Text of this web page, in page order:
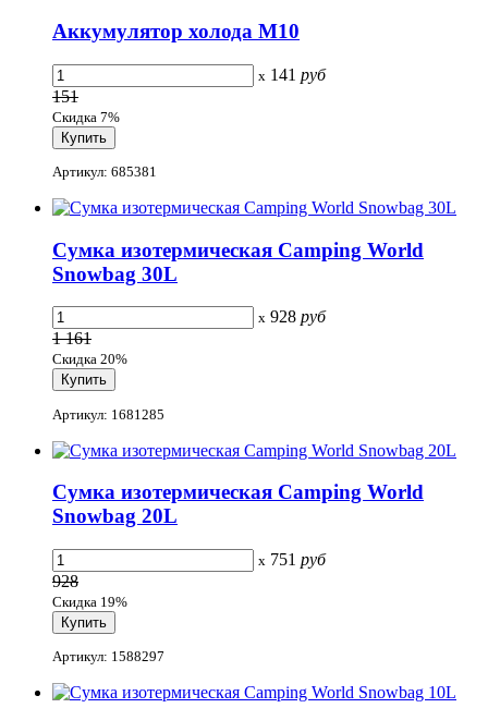
Аккумулятор холода M10
x 141 руб
151
Скидка 7%
Артикул: 685381
Сумка изотермическая Camping World
Snowbag 30L
x 928 руб
1 161
Скидка 20%
Артикул: 1681285
Сумка изотермическая Camping World
Snowbag 20L
x 751 руб
928
Скидка 19%
Артикул: 1588297